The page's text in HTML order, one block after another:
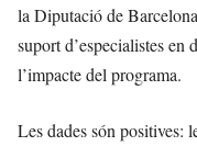
la Diputació de
suport d’especialistes en
l’impacte del programa.
Les dades són positives: